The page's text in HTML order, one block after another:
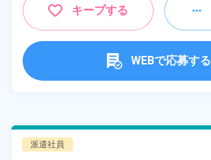
キープする
WEBで応募する
派遣社員